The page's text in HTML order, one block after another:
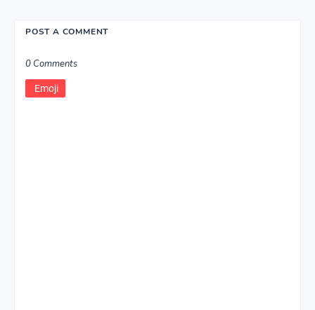
POST A COMMENT
0 Comments
Emoji